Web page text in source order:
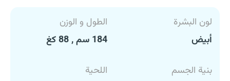
لون البشرة
أبيض
الطول و الوزن
184 سم , 88 كغ
بنية الجسم
اللحية